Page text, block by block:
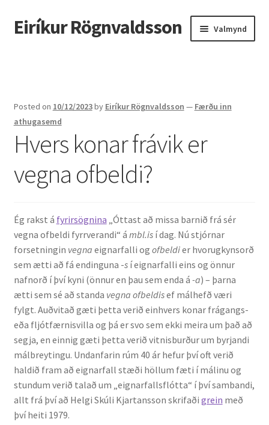
Fara
beint
Hoppa
yfir
Eiríkur Rögnvaldsson Valmynd
Ætt
Líf og starf
Myndir
Kennsla
Kennd námskeið
Kennsluefni
Yfirlit um kennslu
Stjórnun
Innan Háskólans
Samstarfsverkefni
Posted on 10/12/2023by Eiríkur Rögnvaldsson — Færðu inn
athugasemd
Hvers konar frávik er
vegna ofbeldi?
Ég rakst á fyrirsögnina „Óttast að missa barnið frá sér
vegna ofbeldi fyrrverandi“ á mbl.isí dag. Nú stjórnar
forsetningin vegna eignarfalli og ofbeldier hvorugkynsorð
sem ætti að fá endinguna -sí eignarfalli eins og önnur
nafnorð í því kyni (önnur en þau sem enda á -a) – þarna
ætti sem sé að standa vegna ofbeldisef málhefð væri
fylgt. Auðvitað gæti þetta verið einhvers konar frágangs-
eða fljótfærnisvilla og þá er svo sem ekki meira um það að
segja, en einnig gæti þetta verið vitnisburður um byrjandi
málbreytingu. Undanfarin rúm 40 ár hefur því oft verið
haldið fram að eignarfall stæði höllum fæti í málinu og
stundum verið talað um „eignarfallsflótta“ í því sambandi,
allt frá því að Helgi Skúli Kjartansson skrifaði grein með
því heiti 1979.